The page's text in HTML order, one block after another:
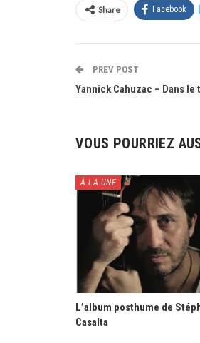
Share Facebook
PREV POST
Yannick Cahuzac – Dans
VOUS POURRIEZ
À LA UNE
L’album posthume de
Casalta